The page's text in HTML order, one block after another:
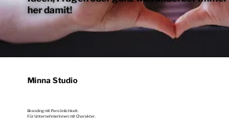
her damit!
Minna Studio
Branding mit Persönlichkeit.
Für Unternehmerinnen mit Charakter.